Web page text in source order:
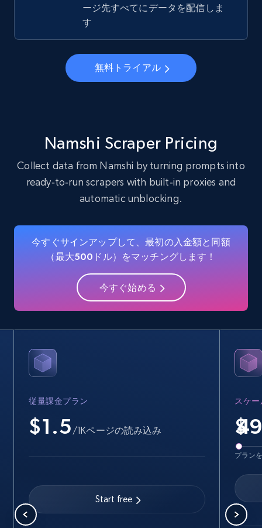
3.4K+ 無料トライアル
Instagram - Profiles - Collect profile
information by user name
Industries, Operating status, and more.
1.6K+ 無料トライアル
Searching data by keyword
Name, URL, ID, Cb rank, Region, About,
Industries, Operating status, and more.
URL, Job posting id, Job title, Company name,
Company id, Job location, Job summary, Job
seniority level, and more.
ージ先すべてにデータを配信しま
す
無料トライアル
Namshi Scraper Pricing
Collect data from Namshi by turning prompts into
ready‑to‑run scrapers with built‑in proxies and
automatic unblocking.
今すぐサインアップして、最初の入金額と同額
（最大500ドル）をマッチングします！
今すぐ始める
従量課金プラン
$1.5 /1Kページの読み込み
Start free
スケー
$
プラン